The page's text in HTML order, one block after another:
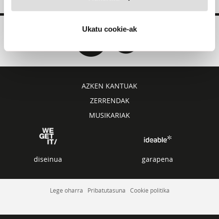
Ukatu cookie-ak
AZKEN KANTUAK
ZERRENDAK
MUSIKARIAK
diseinua garapena
Lege oharra Pribatutasuna Cookie politika